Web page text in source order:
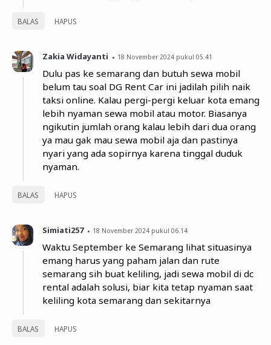
BALAS HAPUS
Zakia Widayanti 18 November 2024 pukul 05.41
Dulu pas ke semarang dan butuh sewa mobil
belum tau soal DG Rent Car ini jadilah pilih naik
taksi online. Kalau pergi-pergi keluar kota emang
lebih nyaman sewa mobil atau motor. Biasanya
ngikutin jumlah orang kalau lebih dari dua orang
ya mau gak mau sewa mobil aja dan pastinya
nyari yang ada sopirnya karena tinggal duduk
nyaman.
BALAS HAPUS
Simiati257 18 November 2024 pukul 06.14
Waktu September ke Semarang lihat situasinya
emang harus yang paham jalan dan rute
semarang sih buat keliling, jadi sewa mobil di dc
rental adalah solusi, biar kita tetap nyaman saat
keliling kota semarang dan sekitarnya
BALAS HAPUS